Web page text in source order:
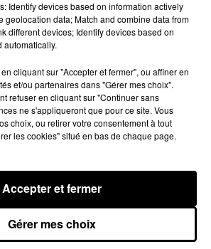
: FASHION IOANNES
IOANNES
Identify devices based on information actively
geolocation data; Match and combine data from
different devices; Identify devices based on
automatically.
cliquant sur "Accepter et fermer", ou affiner en
et/ou partenaires dans "Gérer mes choix".
refuser en cliquant sur "Continuer sans
ne s'appliqueront que pour ce site. Vous
choix, ou retirer votre consentement à tout
les cookies" situé en bas de chaque page.
Gérer mes choix
Accepter et fermer